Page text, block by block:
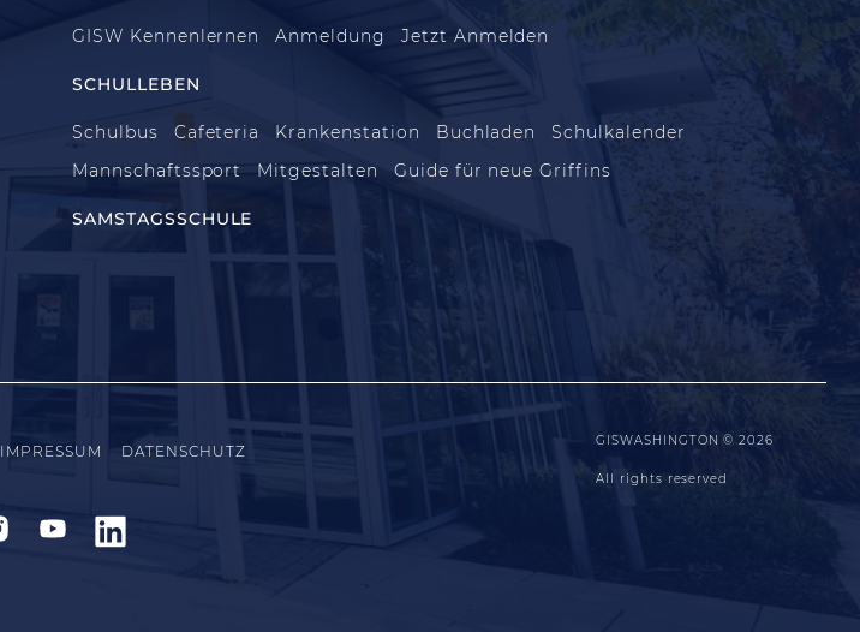
GISW Kennenlernen Anmeldung Jetzt Anmelden
SCHULLEBEN
Schulbus Cafeteria Krankenstation Buchladen
Schulkalender
Mannschaftssport
Mitgestalten Guide für neue Griffins
SAMSTAGSSCHULE
IMPRESSUM DATENSCHUTZ
GISWASHINGTON © 2026
All rights reserved